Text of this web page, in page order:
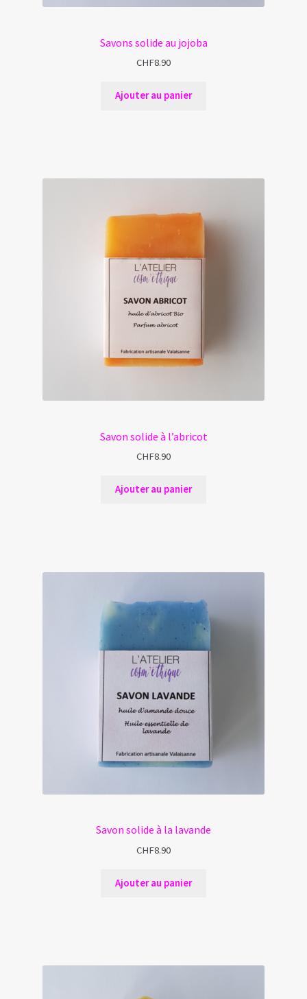
Savons solide au jojoba
CHF8.90
Ajouter au panier
Savon solide à l’abricot
CHF8.90
Ajouter au panier
Savon solide à la lavande
CHF8.90
Ajouter au panier